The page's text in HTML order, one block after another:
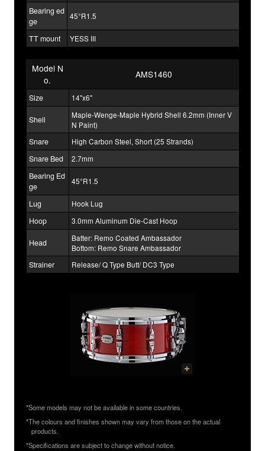
Bearing ed
ge
45°R1.5
TT mount YESS III
Model N
o.
AMS1460
Size 14"x6"
Shell
Maple-Wenge-Maple Hybrid Shell 6.2mm (Inner V
N Paint)
Snare High Carbon Steel, Short (25 Strands)
Snare Bed 2.7mm
Bearing Ed
ge
45°R1.5
Lug Hook Lug
Hoop 3.0mm Aluminum Die-Cast Hoop
Head
Batter: Remo Coated Ambassador
Bottom: Remo Snare Ambassador
Strainer Release/ Q Type Butt/ DC3 Type
*Some models may not be available in some countries.
*The colours and finishes shown may vary from those on the actual
products.
*Speciﬁcations are subject to change without notice.